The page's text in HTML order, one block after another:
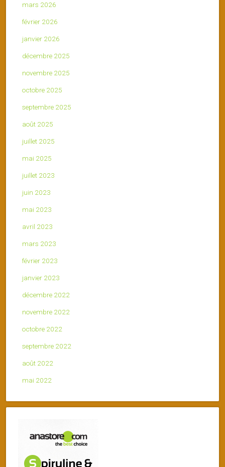
mars 2026
février 2026
janvier 2026
décembre 2025
novembre 2025
octobre 2025
septembre 2025
août 2025
juillet 2025
mai 2025
juillet 2023
juin 2023
mai 2023
avril 2023
mars 2023
février 2023
janvier 2023
décembre 2022
novembre 2022
octobre 2022
septembre 2022
août 2022
mai 2022